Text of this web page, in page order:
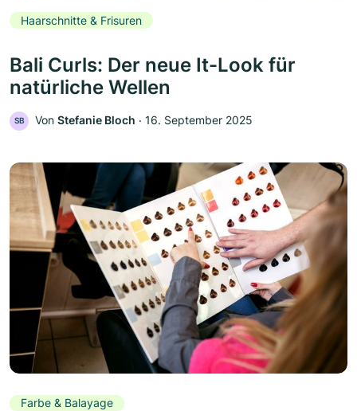
Haarschnitte & Frisuren
Bali Curls: Der neue It-Look für
natürliche Wellen
SB Von Stefanie Bloch ‧ 16. September 2025
Farbe & Balayage